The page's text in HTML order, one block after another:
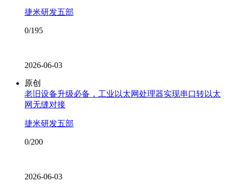
捷米研发五部
0/195
2026-06-03
原创
老旧设备升级必备，工业以太网处理器实现串口转以太
网无缝对接
捷米研发五部
0/200
2026-06-03